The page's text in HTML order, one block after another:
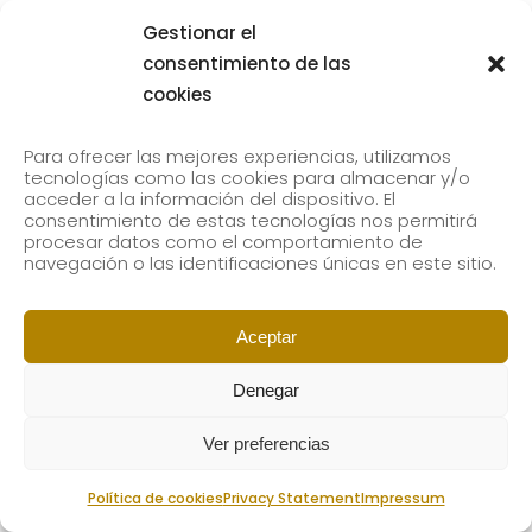
Gestionar el
consentimiento de las
cookies
Para ofrecer las mejores experiencias, utilizamos
tecnologías como las cookies para almacenar y/o
acceder a la información del dispositivo. El
consentimiento de estas tecnologías nos permitirá
procesar datos como el comportamiento de
navegación o las identificaciones únicas en este sitio.
Aceptar
Denegar
Ver preferencias
Política de cookiesPrivacy StatementImpressum